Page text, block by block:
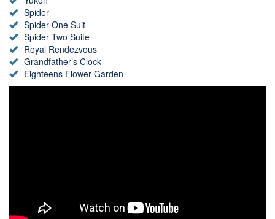
Spider
Spider One Suit
Spider Two Suite
Royal Rendezvous
Grandfather’s Clock
Eighteens Flower Garden